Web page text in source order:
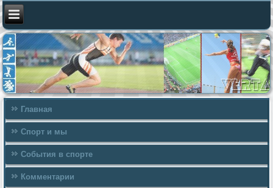
Главная
Спорт и мы
События в спорте
Комментарии